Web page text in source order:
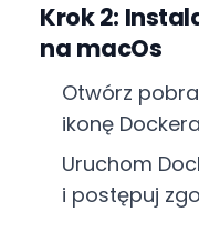
Krok 2:
na macOs
Otwórz
ikonę
Uruchom
i postępuj